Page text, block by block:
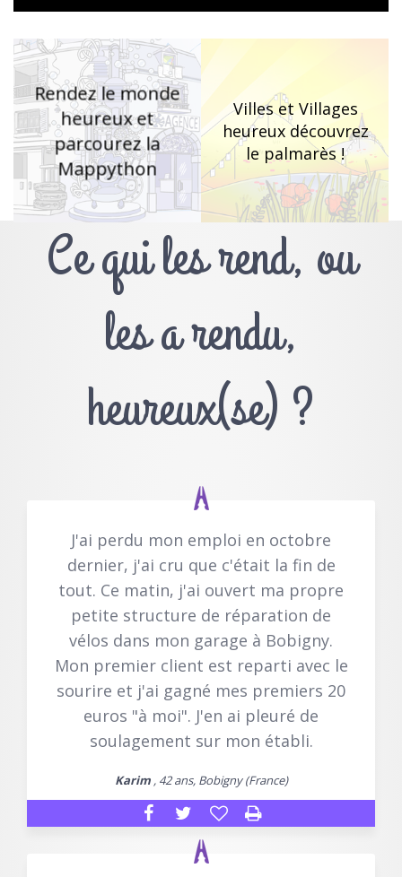
Rendez le monde
heureux et
parcourez la
Mappython
Villes et Villages
heureux découvrez
le palmarès !
Ce qui les rend, ou
les a rendu,
heureux(se) ?
J'ai perdu mon emploi en octobre
dernier, j'ai cru que c'était la fin de
tout. Ce matin, j'ai ouvert ma propre
petite structure de réparation de
vélos dans mon garage à Bobigny.
Mon premier client est reparti avec le
sourire et j'ai gagné mes premiers 20
euros "à moi". J'en ai pleuré de
soulagement sur mon établi.
Karim , 42 ans, Bobigny (France)